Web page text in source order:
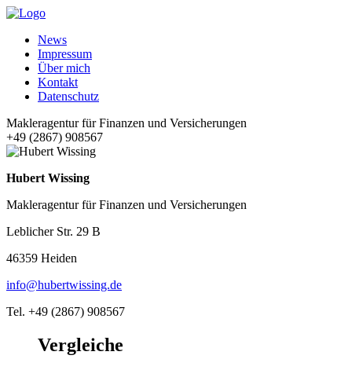
News
Impressum
Über mich
Kontakt
Datenschutz
Makleragentur für Finanzen und Versicherungen
+49 (2867) 908567
Hubert Wissing
Makleragentur für Finanzen und Versicherungen
Leblicher Str. 29 B
46359 Heiden
info@hubertwissing.de
Tel. +49 (2867) 908567
Vergleiche